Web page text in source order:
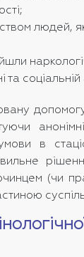
людей,
соціальній
в
(чи